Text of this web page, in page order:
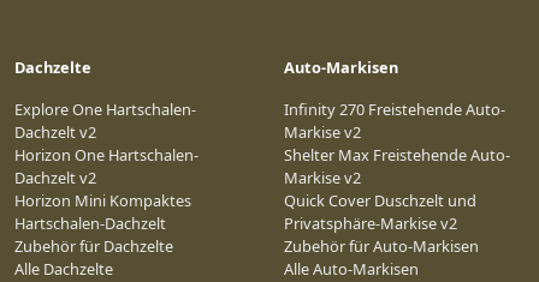
Dachzelte
Explore One Hartschalen-
Dachzelt v2
Horizon One Hartschalen-
Dachzelt v2
Horizon Mini Kompaktes
Hartschalen-Dachzelt
Zubehör für Dachzelte
Alle Dachzelte
Auto-Markisen
Infinity 270 Freistehende Auto-
Markise v2
Shelter Max Freistehende Auto-
Markise v2
Quick Cover Duschzelt und
Privatsphäre-Markise v2
Zubehör für Auto-Markisen
Alle Auto-Markisen